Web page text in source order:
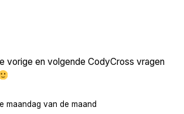
vorige en volgende CodyCross vragen
maandag van de maand